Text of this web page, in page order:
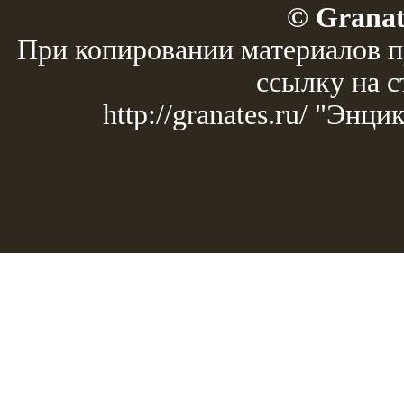
©
При копировании материалов
ссылку на
http://granates.ru/